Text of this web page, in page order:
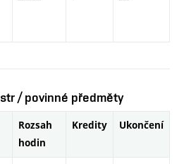
/ povinné předměty
Rozsah
hodin
Kredity Ukončení